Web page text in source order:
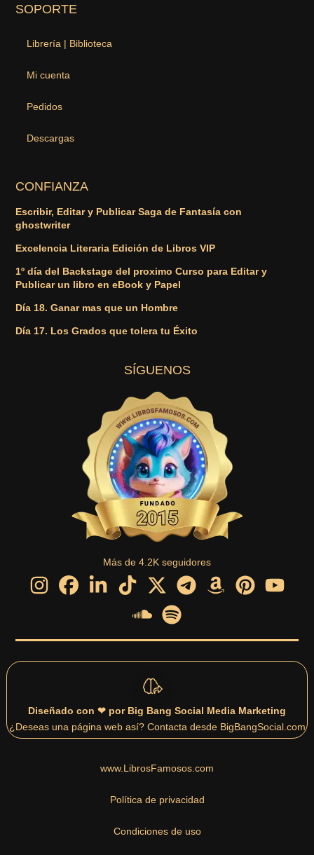
SOPORTE
Librería | Biblioteca
Mi cuenta
Pedidos
Descargas
CONFIANZA
Escribir, Editar y Publicar Saga de Fantasía con
ghostwriter
Excelencia Literaria Edición de Libros VIP
1º día del Backstage del proximo Curso para Editar y
Publicar un libro en eBook y Papel
Día 18. Ganar mas que un Hombre
Día 17. Los Grados que tolera tu Éxito
SÍGUENOS
Más de 4.2K seguidores
Diseñado con ❤ por Big Bang Social Media Marketing
¿Deseas una página web así? Contacta desde BigBangSocial.com
www.LibrosFamosos.com
Política de privacidad
Condiciones de uso